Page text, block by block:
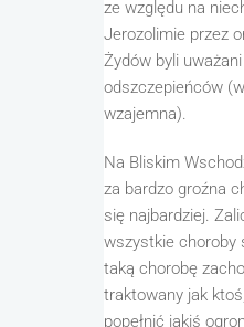
ze względu na
Jerozolimie przez
Żydów byli
odszczepieńców
wzajemna).
Na B liskim
za bardzo groźna
się najbardziej. Z
wszystkie choroby
taką chorobę
traktowany jak ktoś
popełnić jakiś